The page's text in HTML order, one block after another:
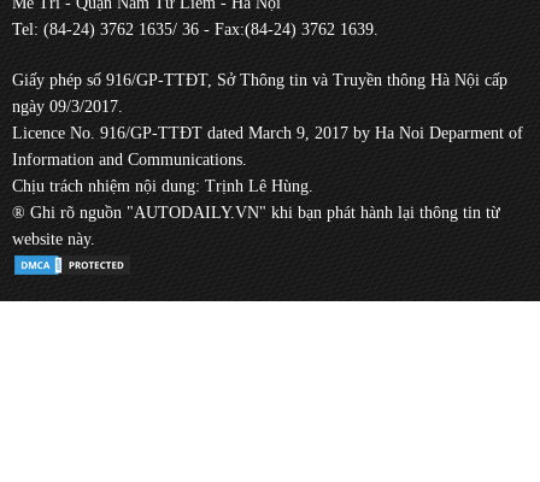
Tel: (84-24) 3762 1635/ 36 - Fax:(84-24) 3762 1639.
Giấy phép số 916/GP-TTĐT, Sở Thông tin và Truyền thông Hà Nội cấp
ngày 09/3/2017.
Licence No. 916/GP-TTĐT dated March 9, 2017 by Ha Noi Deparment of
Information and Communications.
Chịu trách nhiệm nội dung: Trịnh Lê Hùng.
® Ghi rõ nguồn "AUTODAILY.VN" khi bạn phát hành lại thông tin từ
website này.